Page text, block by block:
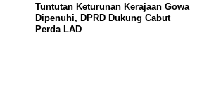
Tuntutan Keturunan Kerajaan Gowa
Dipenuhi, DPRD Dukung Cabut
Perda LAD